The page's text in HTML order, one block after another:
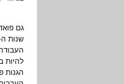
גם
להיות
הגנות